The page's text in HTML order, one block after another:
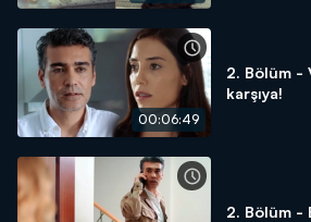
00:06:49
2. Bölüm -
karşıya!
2. Bölüm -